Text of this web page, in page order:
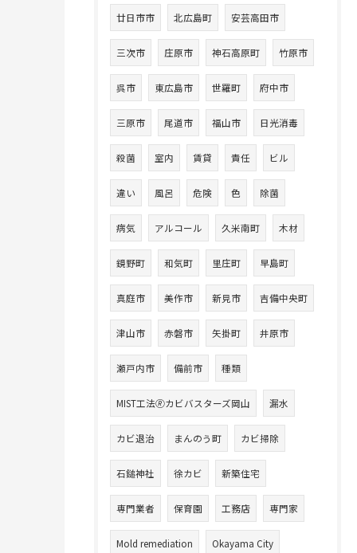
廿日市市 北広島町 安芸高田市
三次市 庄原市 神石高原町 竹原市
呉市 東広島市 世羅町 府中市
三原市 尾道市 福山市 日光消毒
殺菌 室内 賃貸 責任 ビル
違い 風呂 危険 色 除菌
病気 アルコール 久米南町 木材
鏡野町 和気町 里庄町 早島町
真庭市 美作市 新見市 吉備中央町
津山市 赤磐市 矢掛町 井原市
瀬戸内市 備前市 種類
MIST工法🄬カビバスターズ岡山 漏水
カビ退治 まんのう町 カビ掃除
石鎚神社 徐カビ 新築住宅
専門業者 保育園 工務店 専門家
Mold remediation Okayama City